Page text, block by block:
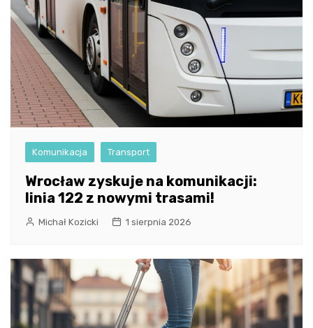
Komunikacja Transport
Wrocław zyskuje na komunikacji:
linia 122 z nowymi trasami!
Michał Kozicki 1 sierpnia 2026